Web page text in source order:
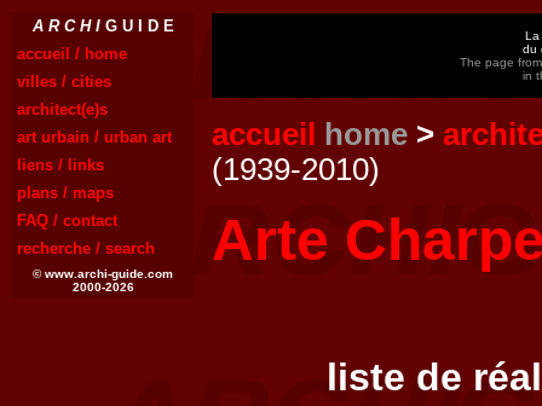
A R C H IG U I D E
accueil / home
villes / cities
architect(e)s
art urbain / urban art
liens / links
plans / maps
FAQ / contact
recherche / search
© www.archi-guide.com
2000-2026
La
du
The page
in
accueil home >
(1939-2010)
Arte
liste de